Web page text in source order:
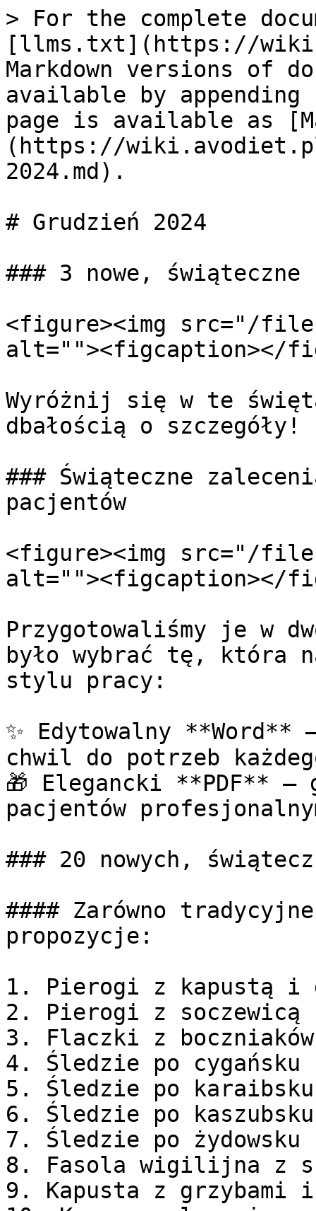
> For the complete
[llms.txt](https://
Markdown versions of
available by
page is available as
(https://
2024.md).
# Grudzień 2024
### 3 nowe, świąteczne
<figure><img src="/files/
alt=""><figcaption></
Wyróżnij się w te
dbałością o szczegóły!
### Świąteczne
pacjentów
<figure><img src="/files/
alt=""><figcaption></
Przygotowaliśmy je w
było wybrać tę, która
stylu pracy:
✨ Edytowalny
chwil do potrzeb
🎁 Elegancki **PDF** –
pacjentów
### 20 nowych,
#### Zarówno
propozycje:
1. Pierogi z kapustą i
2. Pierogi z soczewicą
3. Flaczki z boczniaków
4. Śledzie po cygańsku
5. Śledzie po karaibsku
6. Śledzie po kaszubsku
7. Śledzie po żydowsku
8. Fasola wigilijna z
9. Kapusta z grzybami